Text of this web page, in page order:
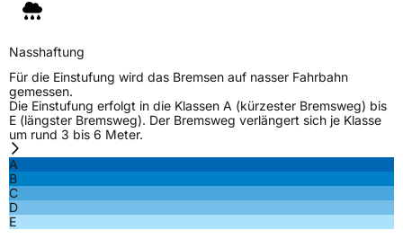
Nasshaftung
Für die Einstufung wird das Bremsen auf nasser Fahrbahn
gemessen.
Die Einstufung erfolgt in die Klassen A (kürzester Bremsweg) bis
E (längster Bremsweg). Der Bremsweg verlängert sich je Klasse
um rund 3 bis 6 Meter.
A
B
C
D
E